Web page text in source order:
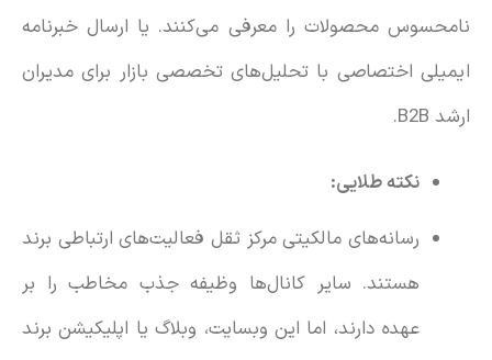
نامحسوس محصولات را معرفی می‌کنند. یا ارسال خبرنامه
ایمیلی اختصاصی با تحلیل‌های تخصصی بازار برای مدیران
ارشد B2B.
نکته طلایی:
رسانه‌های مالکیتی مرکز ثقل فعالیت‌های ارتباطی برند
هستند. سایر کانال‌ها وظیفه جذب مخاطب را بر
عهده دارند، اما این وبسایت، وبلاگ یا اپلیکیشن برند